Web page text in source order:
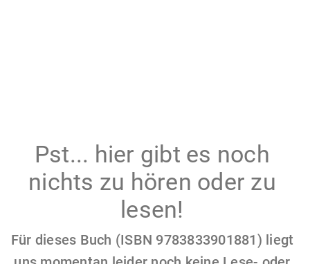
Pst... hier gibt es noch
nichts zu hören oder zu
lesen!
Für dieses Buch (ISBN 9783833901881) liegt